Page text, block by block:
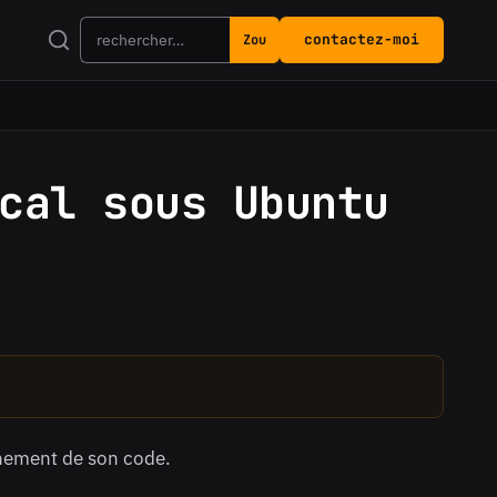
Rechercher
Zou contactez-moi
sous Ubuntu
de son code.